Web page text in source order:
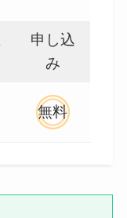
申し込
み
無料